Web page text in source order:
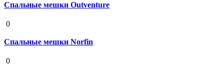
Спальные мешки Outventure
0
Спальные мешки Norfin
0